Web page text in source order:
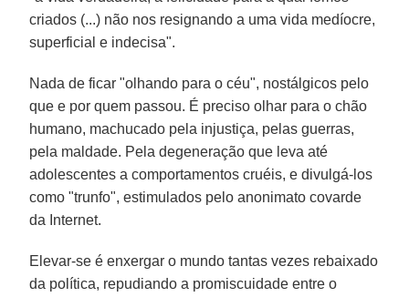
criados (...) não nos resignando a uma vida medíocre,
superficial e indecisa".
Nada de ficar "olhando para o céu", nostálgicos pelo
que e por quem passou. É preciso olhar para o chão
humano, machucado pela injustiça, pelas guerras,
pela maldade. Pela degeneração que leva até
adolescentes a comportamentos cruéis, e divulgá-los
como "trunfo", estimulados pelo anonimato covarde
da Internet.
Elevar-se é enxergar o mundo tantas vezes rebaixado
da política, repudiando a promiscuidade entre o